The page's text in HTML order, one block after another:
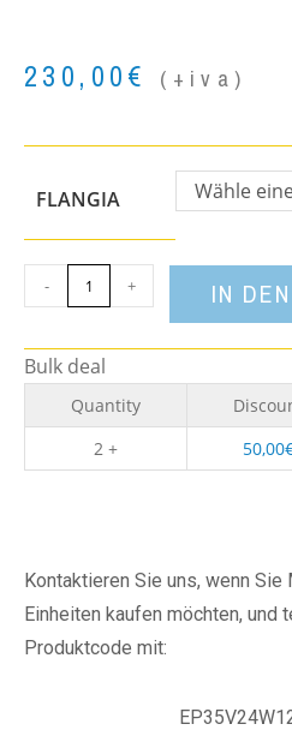
230,00€ (+iva)
FLANGIA Wähle
- + IN
Bulk deal
Quantity
2 +
50,00
Kontaktieren Sie uns, wenn Sie
Einheiten kaufen möchten, und
Produktcode mit: